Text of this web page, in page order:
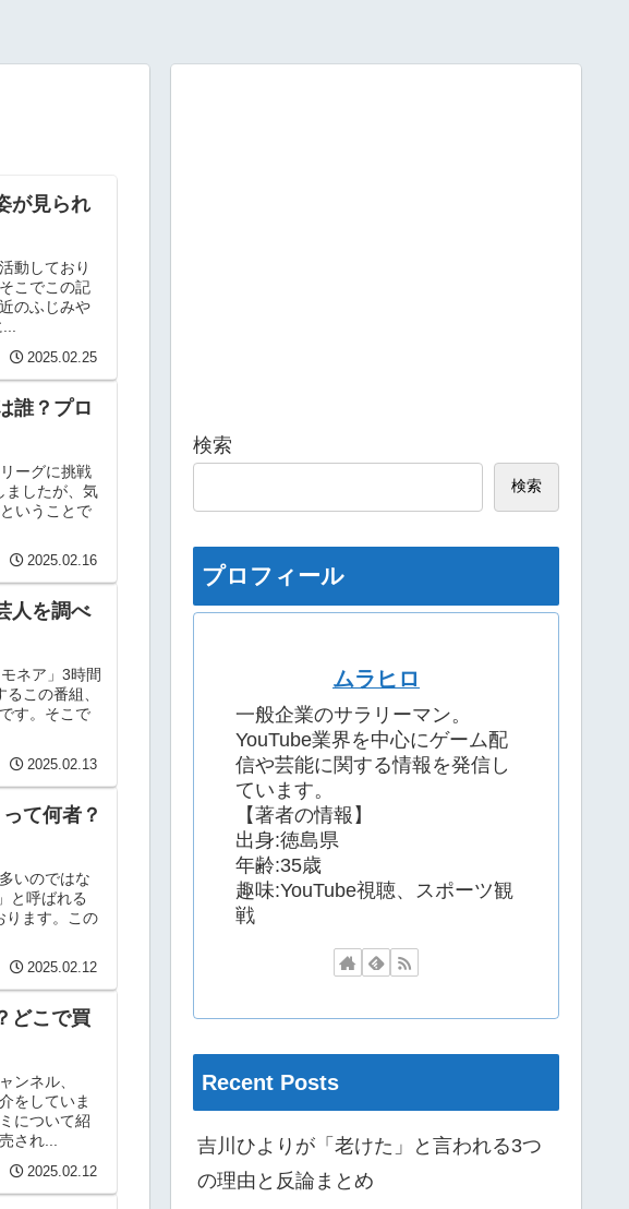
が見られ
動しており
こでこの記
のふじみや
2025.02.25
誰？プロ
ーグに挑戦
ましたが、気
いうことで
2025.02.16
人を調べ
ネア」3時間
この番組、
す。そこで
2025.02.13
て何者？
いのではな
と呼ばれる
ります。この
2025.02.12
どこで買
ンネル、
をしていま
について紹
され...
2025.02.12
検索
検索
プロフィール
ムラヒロ
一般企業のサラリーマン。
YouTube業界を中心にゲーム配
信や芸能に関する情報を発信し
ています。
【著者の情報】
出身:徳島県
年齢:35歳
趣味:YouTube視聴、スポーツ観
戦
Recent Posts
吉川ひよりが「老けた」と言われる3つ
の理由と反論まとめ